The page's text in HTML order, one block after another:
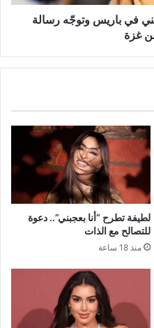
في باريس وتوجّه رسالة
غزة
لطيفة تطرح “أنا بعجبني”.. دعوة
للتصالح مع الذات
منذ 18 ساعة